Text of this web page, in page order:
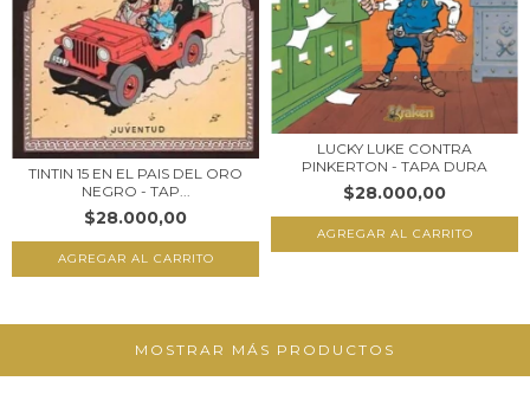
TINTIN 15 EN EL PAIS DEL ORO
NEGRO - TAP...
$28.000,00
LUCKY LUKE CONTRA
PINKERTON - TAPA DURA
$28.000,00
MOSTRAR MÁS PRODUCTOS